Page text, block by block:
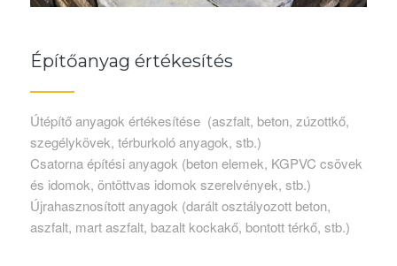
Építőanyag értékesítés
Útépítő anyagok értékesítése (aszfalt, beton, zúzottkő,
szegélykövek, térburkoló anyagok, stb.)
Csatorna építési anyagok (beton elemek, KGPVC csövek
és idomok, öntöttvas idomok szerelvények, stb.)
Újrahasznosított anyagok (darált osztályozott beton,
aszfalt, mart aszfalt, bazalt kockakő, bontott térkő, stb.)